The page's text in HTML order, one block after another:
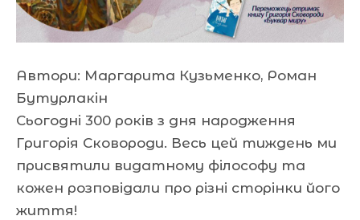
Автори: Маргарита Кузьменко, Роман
Бутурлакін
Сьогодні 300 років з дня народження
Григорія Сковороди. Весь цей тиждень ми
присвятили видатному філософу та
кожен розповідали про різні сторінки його
життя!